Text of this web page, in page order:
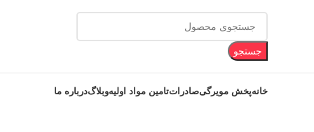
جستجو
خانهپخش مویرگیصادراتتامین مواد اولیهوبلاگدرباره ما